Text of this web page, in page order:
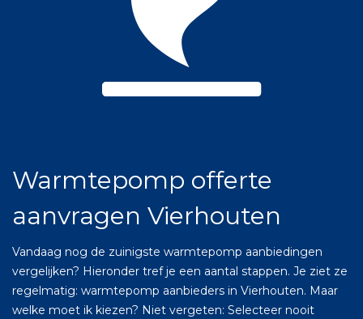
Warmtepomp offerte
aanvragen Vierhouten
Vandaag nog de zuinigste warmtepomp aanbiedingen
vergelijken? Hieronder tref je een aantal stappen. Je ziet ze
regelmatig: warmtepomp aanbieders in Vierhouten. Maar
welke moet ik kiezen? Niet vergeten: Selecteer nooit